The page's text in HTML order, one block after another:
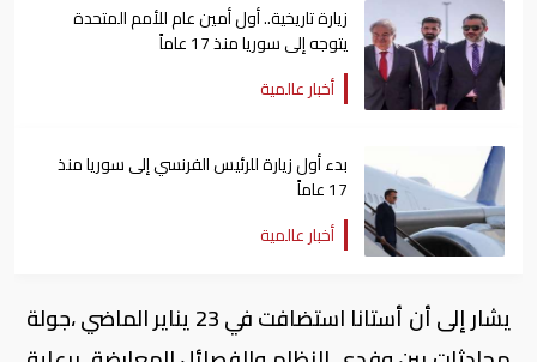
زيارة تاريخية.. أول أمين عام للأمم المتحدة
يتوجه إلى سوريا منذ 17 عاماً
أخبار عالمية
بدء أول زيارة للرئيس الفرنسي إلى سوريا منذ
17 عاماً
أخبار عالمية
يشار إلى أن أستانا استضافت في 23 يناير الماضي ،جولة